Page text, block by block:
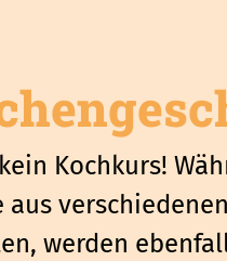
Kochkurs!
aus
werden